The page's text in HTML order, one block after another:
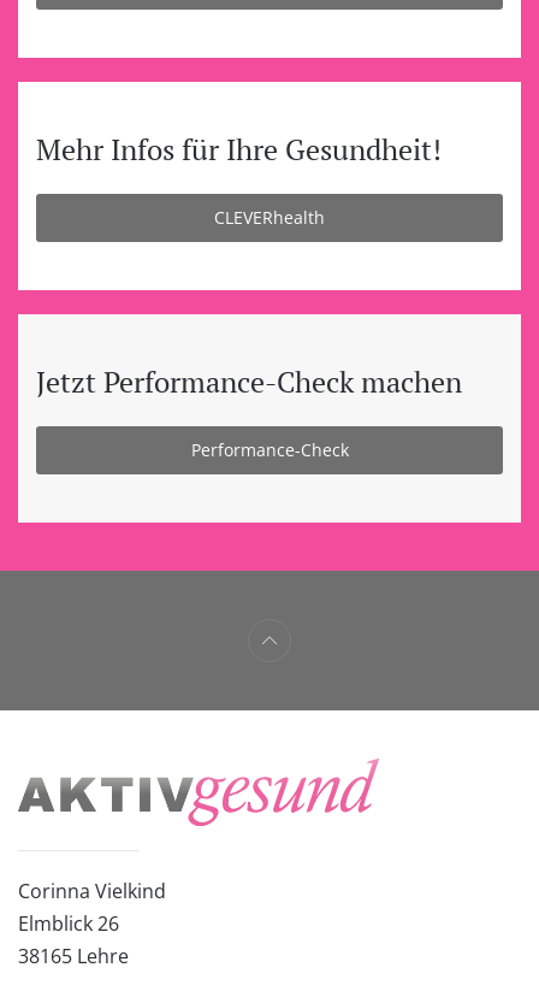
Mehr Infos für Ihre Gesundheit!
CLEVERhealth
Jetzt Performance-Check machen
Performance-Check
Corinna Vielkind
Elmblick 26
38165 Lehre